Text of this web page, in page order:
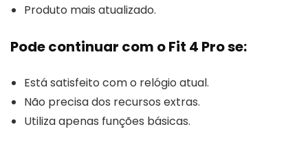
Produto mais atualizado.
Pode continuar com o Fit 4 Pro se:
Está satisfeito com o relógio atual.
Não precisa dos recursos extras.
Utiliza apenas funções básicas.